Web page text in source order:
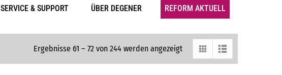
SERVICE & SUPPORT ÜBER DEGENER REFORM AKTUELL
Ergebnisse 61 – 72 von 244 werden angezeigt